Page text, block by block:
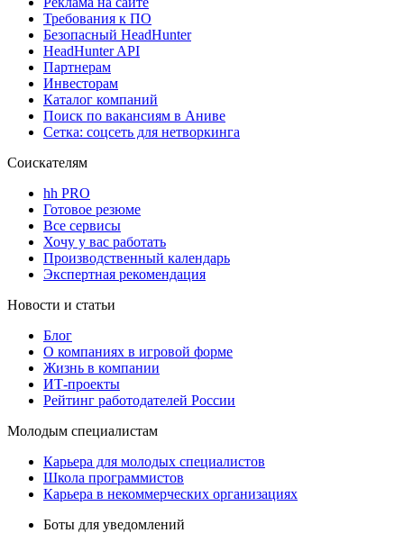
Требования к ПО
Безопасный HeadHunter
HeadHunter API
Партнерам
Инвесторам
Каталог компаний
Поиск по вакансиям в Аниве
Сетка: соцсеть для нетворкинга
Соискателям
hh PRO
Готовое резюме
Все сервисы
Хочу у вас работать
Производственный календарь
Экспертная рекомендация
Новости и статьи
Блог
О компаниях в игровой форме
Жизнь в компании
ИТ-проекты
Рейтинг работодателей России
Молодым специалистам
Карьера для молодых специалистов
Школа программистов
Карьера в некоммерческих организациях
Боты для уведомлений